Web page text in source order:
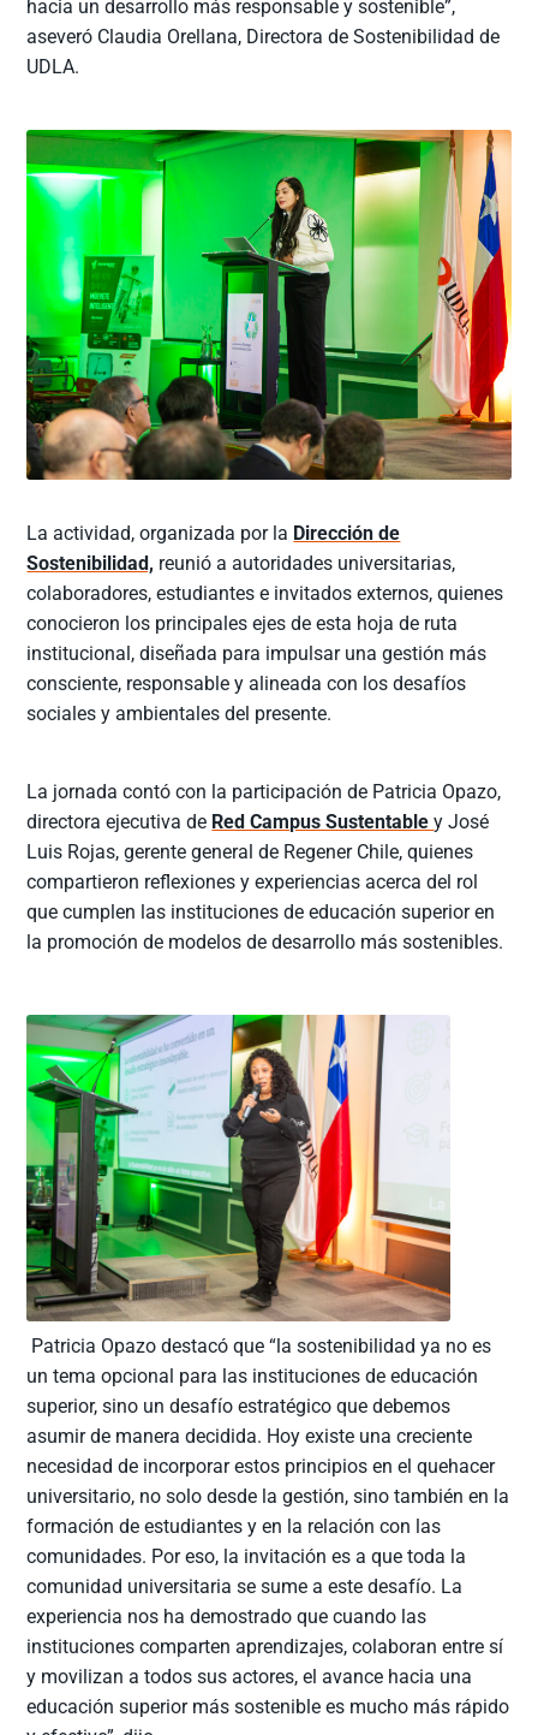
hacia un desarrollo más responsable y sostenible”,
aseveró Claudia Orellana, Directora de Sostenibilidad de
UDLA.
La actividad, organizada por la Dirección de
Sostenibilidad, reunió a autoridades universitarias,
colaboradores, estudiantes e invitados externos, quienes
conocieron los principales ejes de esta hoja de ruta
institucional, diseñada para impulsar una gestión más
consciente, responsable y alineada con los desafíos
sociales y ambientales del presente.
La jornada contó con la participación de Patricia Opazo,
directora ejecutiva de Red Campus Sustentabley José
Luis Rojas, gerente general de Regener Chile, quienes
compartieron reflexiones y experiencias acerca del rol
que cumplen las instituciones de educación superior en
la promoción de modelos de desarrollo más sostenibles.
Patricia Opazo destacó que “la sostenibilidad ya no es
un tema opcional para las instituciones de educación
superior, sino un desafío estratégico que debemos
asumir de manera decidida. Hoy existe una creciente
necesidad de incorporar estos principios en el quehacer
universitario, no solo desde la gestión, sino también en la
formación de estudiantes y en la relación con las
comunidades. Por eso, la invitación es a que toda la
comunidad universitaria se sume a este desafío. La
experiencia nos ha demostrado que cuando las
instituciones comparten aprendizajes, colaboran entre sí
y movilizan a todos sus actores, el avance hacia una
educación superior más sostenible es mucho más rápido